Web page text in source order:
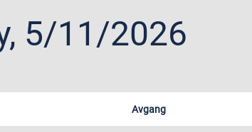
5/11/2026
Avgang